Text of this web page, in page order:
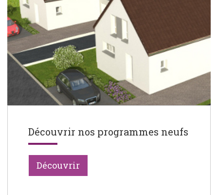
Découvrir nos programmes neufs
Découvrir